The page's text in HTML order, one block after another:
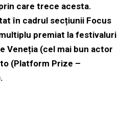
care trece acesta.
în cadrul secțiunii Focus
premiat la festivaluri
Veneția (cel mai bun actor
(Platform Prize –